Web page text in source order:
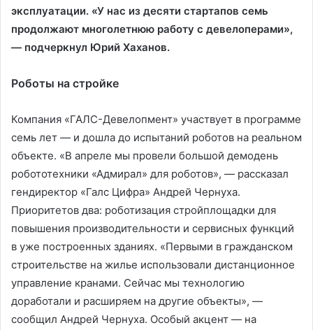
эксплуатации. «У нас из десяти стартапов семь
продолжают многолетнюю работу с девелоперами»,
— подчеркнул Юрий Хаханов.
Роботы на стройке
Компания «ГАЛС-Девелопмент» участвует в программе
семь лет — и дошла до испытаний роботов на реальном
объекте. «В апреле мы провели большой демодень
робототехники «Адмирал» для роботов», — рассказал
гендиректор «Галс Цифра» Андрей Чернуха.
Приоритетов два: роботизация стройплощадки для
повышения производительности и сервисных функций
в уже построенных зданиях. «Первыми в гражданском
строительстве на жилье использовали дистанционное
управление кранами. Сейчас мы технологию
доработали и расширяем на другие объекты», —
сообщил Андрей Чернуха. Особый акцент — на